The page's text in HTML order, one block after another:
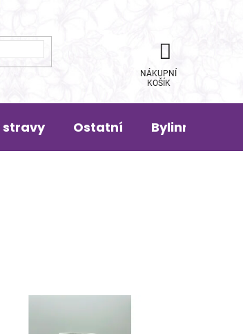
NÁKUPNÍ
KOŠÍK
stravy Ostatní Bylinná